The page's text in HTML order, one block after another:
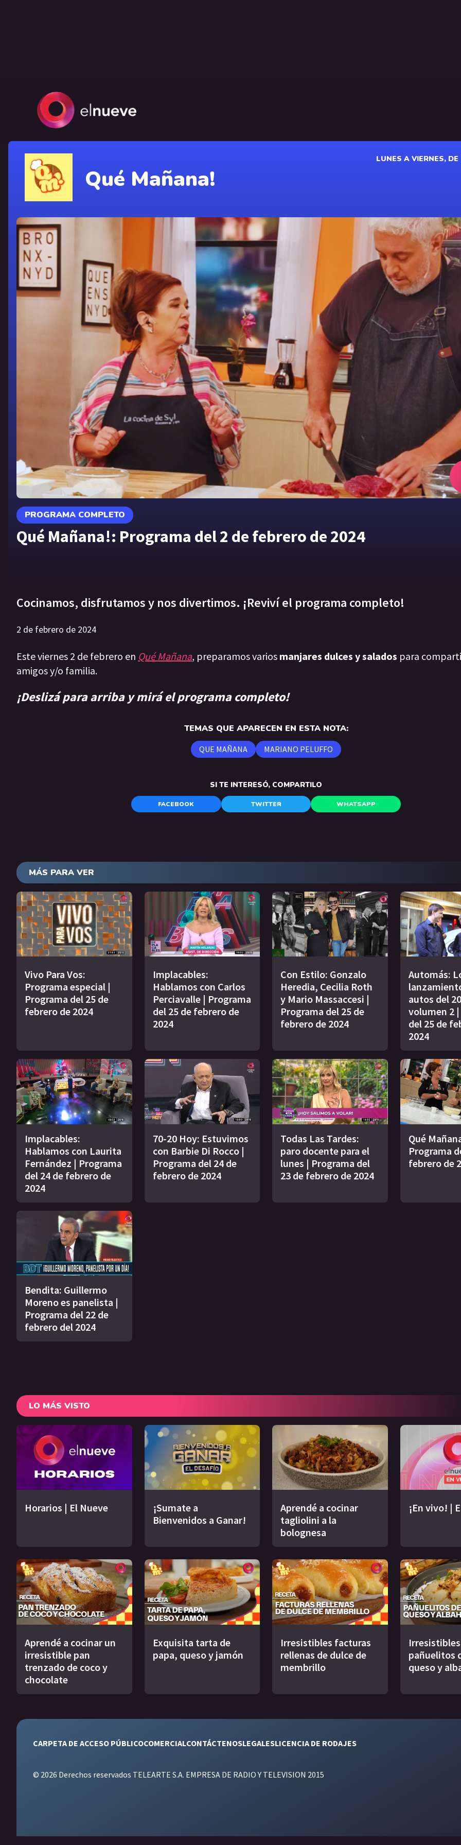
Qué Mañana!
LUNES A VIERNES,
PROGRAMA COMPLETO
Qué Mañana!: Programa del 2 de febrero de 2024
Cocinamos, disfrutamos y nos divertimos. ¡Reviví el programa completo!
2 de febrero de 2024
Este viernes 2 de febrero en Qué Mañana, preparamos varios manjares dulces y salados para
amigos y/o familia.
¡Deslizá para arriba y mirá el programa completo!
TEMAS QUE APARECEN EN ESTA NOTA:
QUE MAÑANA MARIANO PELUFFO
SI TE INTERESÓ, COMPARTILO
FACEBOOK TWITTER WHATSAPP
MÁS PARA VER
Vivo Para Vos:
Programa especial |
Programa del 25 de
febrero de 2024
Implacables:
Hablamos con Carlos
Perciavalle | Programa
del 25 de febrero de
2024
Con Estilo: Gonzalo
Heredia, Cecilia Roth
y Mario Massaccesi |
Programa del 25 de
febrero de 2024
Automás:
autos del
volumen 2
del 25 de
2024
Implacables:
Hablamos con Laurita
Fernández | Programa
del 24 de febrero de
2024
70-20 Hoy: Estuvimos
con Barbie Di Rocco |
Programa del 24 de
febrero de 2024
Todas Las Tardes:
paro docente para el
lunes | Programa del
23 de febrero de 2024
Qué
Programa
febrero de
Bendita: Guillermo
Moreno es panelista |
Programa del 22 de
febrero del 2024
LO MÁS VISTO
Horarios | El Nueve
¡Sumate a
Bienvenidos a Ganar!
Aprendé a cocinar
tagliolini a la
bolognesa
¡En vivo! |
Aprendé a cocinar un
irresistible pan
trenzado de coco y
chocolate
Exquisita tarta de
papa, queso y jamón
Irresistibles facturas
rellenas de dulce de
membrillo
Irresistibles
pañuelitos
queso y
CARPETA DE ACCESO PÚBLICOCOMERCIALCONTÁCTENOSLEGALESLICENCIA DE RODAJES
© 2026 Derechos reservados TELEARTE S.A. EMPRESA DE RADIO Y TELEVISION 2015